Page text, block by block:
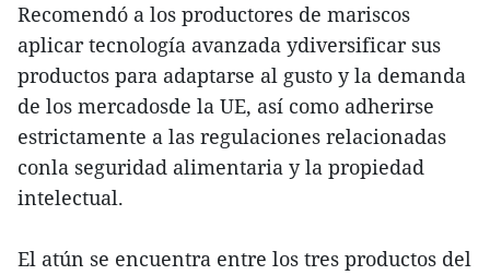
Recomendó a los productores de mariscos
aplicar tecnología avanzada ydiversificar sus
productos para adaptarse al gusto y la demanda
de los mercadosde la UE, así como adherirse
estrictamente a las regulaciones relacionadas
conla seguridad alimentaria y la propiedad
intelectual.
El atún se encuentra entre los tres productos del